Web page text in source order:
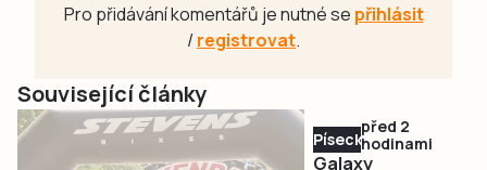
Pro přidávání komentářů je nutné se přihlásit
/registrovat.
Související články
Písecko
před 2
hodinami
Galaxy